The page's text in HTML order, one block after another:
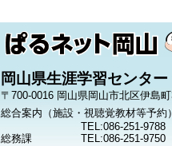
岡山県生涯学習センター
〒700-0016 岡山県岡山市北区伊島
総合案内（施設・視聴覚教材等予約）
TEL:086-251-
総務課
TEL:086-251-